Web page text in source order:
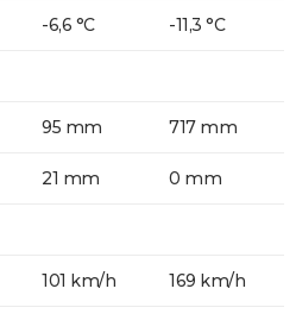
-6,6 °C -11,3 °C
95 mm 717 mm
21 mm 0 mm
101 km/h 169 km/h